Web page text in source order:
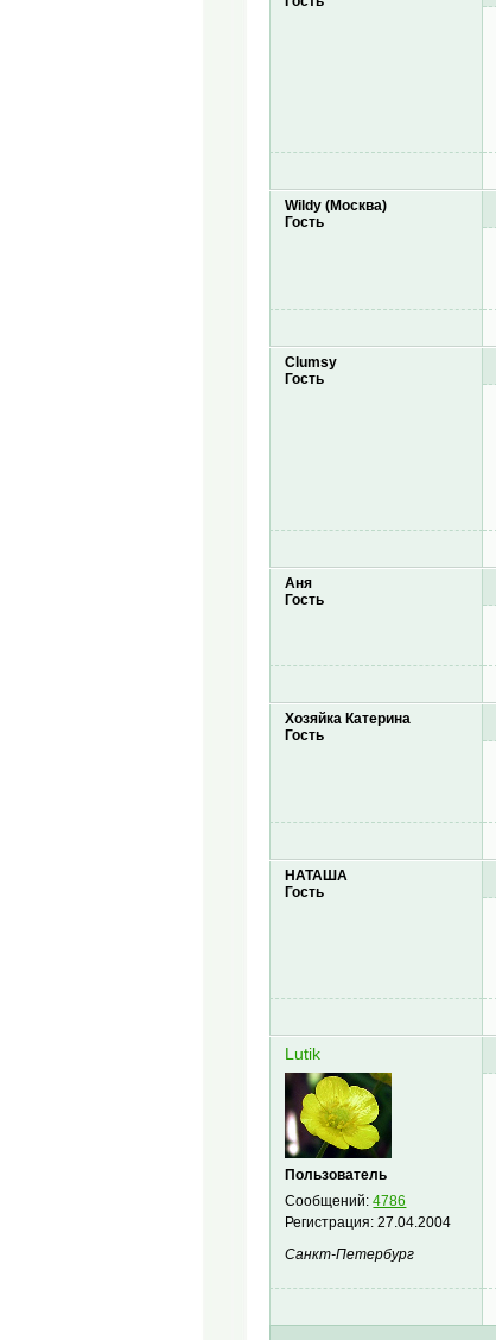
Wildy (Москва)
Гость
Clumsy
Гость
Аня
Гость
Хозяйка Катерина
Гость
НАТАША
Гость
Lutik
Пользователь
Сообщений:4786
Регистрация:27.04.2004
Санкт-Петербург